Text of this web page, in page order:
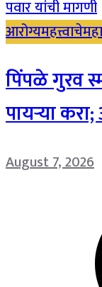
आरोग्यमहत्त्वाचे
पिंपळे गुरव
पायऱ्या
August 7, 2026